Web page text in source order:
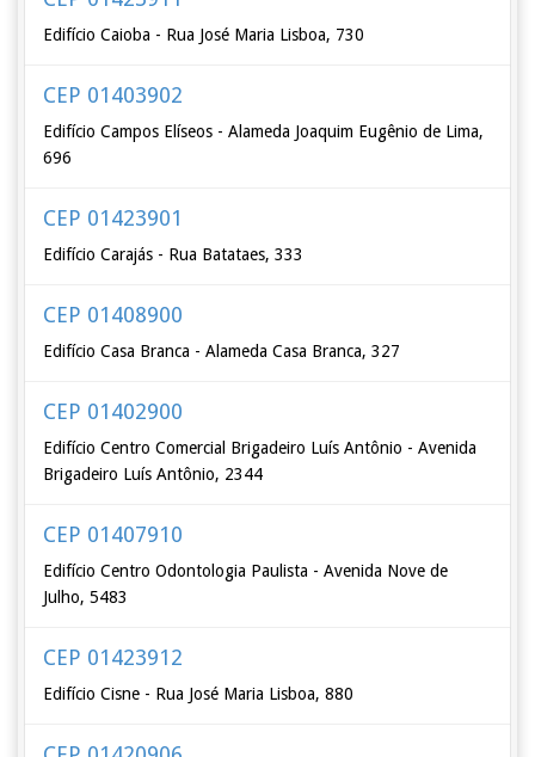
Edifício Caioba - Rua José Maria Lisboa, 730
CEP 01403902
Edifício Campos Elíseos - Alameda Joaquim Eugênio de Lima,
696
CEP 01423901
Edifício Carajás - Rua Batataes, 333
CEP 01408900
Edifício Casa Branca - Alameda Casa Branca, 327
CEP 01402900
Edifício Centro Comercial Brigadeiro Luís Antônio - Avenida
Brigadeiro Luís Antônio, 2344
CEP 01407910
Edifício Centro Odontologia Paulista - Avenida Nove de
Julho, 5483
CEP 01423912
Edifício Cisne - Rua José Maria Lisboa, 880